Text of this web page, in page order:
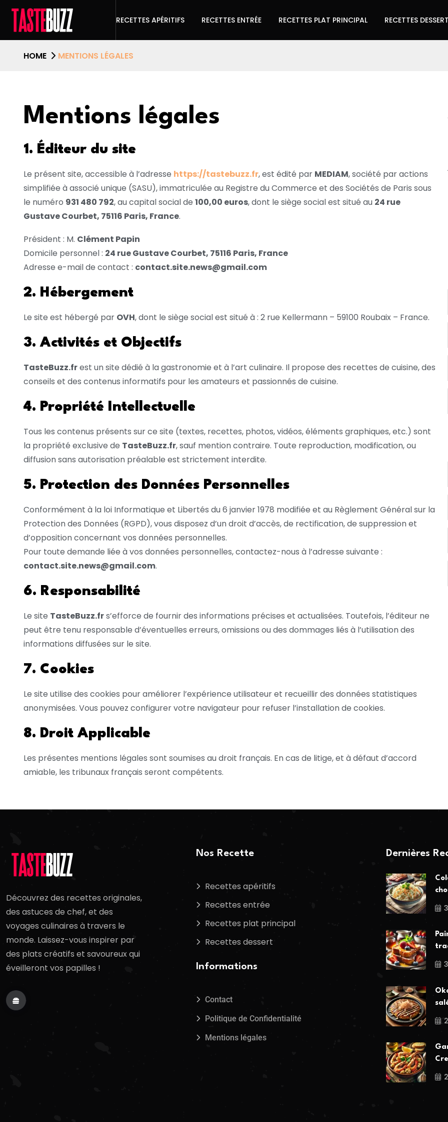
RECETTES APÉRITIFS RECETTES ENTRÉE RECETTES PLAT PRINCIPAL RECETTES DESSERT
HOME MENTIONS LÉGALES
Mentions légales
1. Éditeur du site
Le présent site, accessible à l’adresse https://tastebuzz.fr, est édité par MEDIAM, société par actions
simplifiée à associé unique (SASU), immatriculée au Registre du Commerce et des Sociétés de Paris sous
le numéro 931 480 792, au capital social de 100,00 euros, dont le siège social est situé au 24 rue
Gustave Courbet, 75116 Paris, France.
Président : M. Clément Papin
Domicile personnel : 24 rue Gustave Courbet, 75116 Paris, France
Adresse e-mail de contact : contact.site.news@gmail.com
2. Hébergement
Le site est hébergé par OVH, dont le siège social est situé à : 2 rue Kellermann – 59100 Roubaix – France.
3. Activités et Objectifs
TasteBuzz.frest un site dédié à la gastronomie et à l’art culinaire. Il propose des recettes de cuisine, des
conseils et des contenus informatifs pour les amateurs et passionnés de cuisine.
4. Propriété Intellectuelle
Tous les contenus présents sur ce site (textes, recettes, photos, vidéos, éléments graphiques, etc.) sont
la propriété exclusive de TasteBuzz.fr, sauf mention contraire. Toute reproduction, modification, ou
diffusion sans autorisation préalable est strictement interdite.
5. Protection des Données Personnelles
Conformément à la loi Informatique et Libertés du 6 janvier 1978 modifiée et au Règlement Général sur la
Protection des Données (RGPD), vous disposez d’un droit d’accès, de rectification, de suppression et
d’opposition concernant vos données personnelles.
Pour toute demande liée à vos données personnelles, contactez-nous à l’adresse suivante :
contact.site.news@gmail.com.
6. Responsabilité
Le site TasteBuzz.frs’efforce de fournir des informations précises et actualisées. Toutefois, l’éditeur ne
peut être tenu responsable d’éventuelles erreurs, omissions ou des dommages liés à l’utilisation des
informations diffusées sur le site.
7. Cookies
Le site utilise des cookies pour améliorer l’expérience utilisateur et recueillir des données statistiques
anonymisées. Vous pouvez configurer votre navigateur pour refuser l’installation de cookies.
8. Droit Applicable
Les présentes mentions légales sont soumises au droit français. En cas de litige, et à défaut d’accord
amiable, les tribunaux français seront compétents.
Découvrez des recettes originales,
des astuces de chef, et des
voyages culinaires à travers le
monde. Laissez-vous inspirer par
des plats créatifs et savoureux qui
éveilleront vos papilles !
Nos Recette
Recettes apéritifs
Recettes entrée
Recettes plat principal
Recettes dessert
Informations
Contact
Politique de Confidentialité
Mentions légales
Dernières